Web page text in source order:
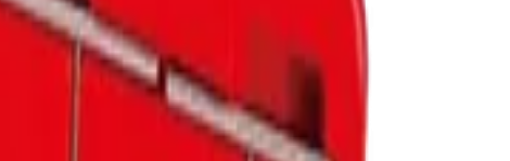
и долговечными.
стандартов по лучшей цене.